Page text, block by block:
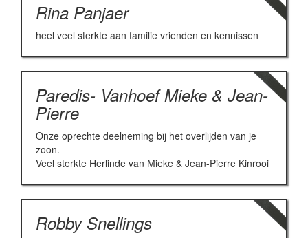
Rina Panjaer
heel veel sterkte aan familie vrienden en kennissen
Paredis- Vanhoef Mieke & Jean-
Pierre
Onze oprechte deelneming bij het overlijden van je
zoon.
Veel sterkte Herlinde van Mieke & Jean-Pierre Kinrooi
Robby Snellings